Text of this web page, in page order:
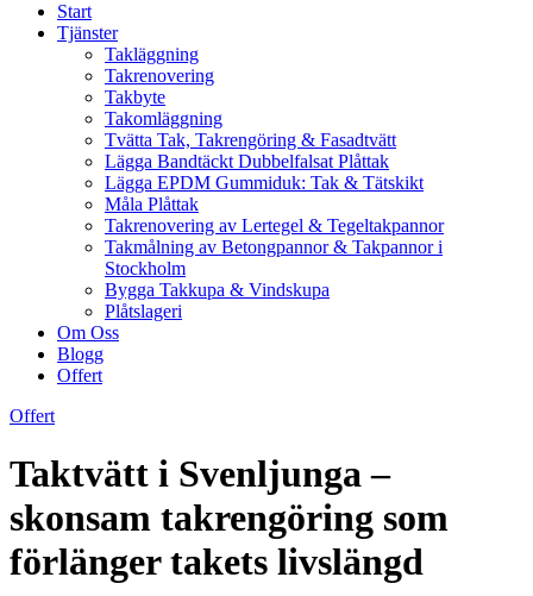
Start
Tjänster
Takläggning
Takrenovering
Takbyte
Takomläggning
Tvätta Tak, Takrengöring & Fasadtvätt
Lägga Bandtäckt Dubbelfalsat Plåttak
Lägga EPDM Gummiduk: Tak & Tätskikt
Måla Plåttak
Takrenovering av Lertegel & Tegeltakpannor
Takmålning av Betongpannor & Takpannor i
Stockholm
Bygga Takkupa & Vindskupa
Plåtslageri
Om Oss
Blogg
Offert
Offert
Taktvätt i Svenljunga –
skonsam takrengöring som
förlänger takets livslängd